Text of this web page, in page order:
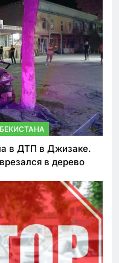
в ДТП в Джизаке.
в дерево